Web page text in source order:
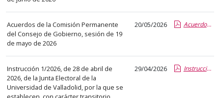
del
anuncio,
en
la
columna
la
Acuerdos de la Comisión Permanente
del Consejo de Gobierno, sesión de 19
de mayo de 2026
20/05/2026 Acuerdos CP 19 05 2026.pdf.pdf
Instrucción 1/2026, de 28 de abril de
2026, de la Junta Electoral de la
Universidad de Valladolid, por la que se
29/04/2026 Instrucción_JE_elección Decanos y Directores 2026.pdf.pdf